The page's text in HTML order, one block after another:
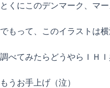
とくにこのデンマーク、マ
でもって、このイラストは
調べてみたらどうやらＩＨ
もうお手上げ（泣）